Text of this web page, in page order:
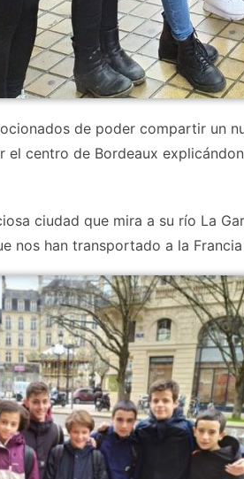
de poder compartir un
el centro de Bordeaux
ciudad que mira a su río La
nos han transportado a la Francia